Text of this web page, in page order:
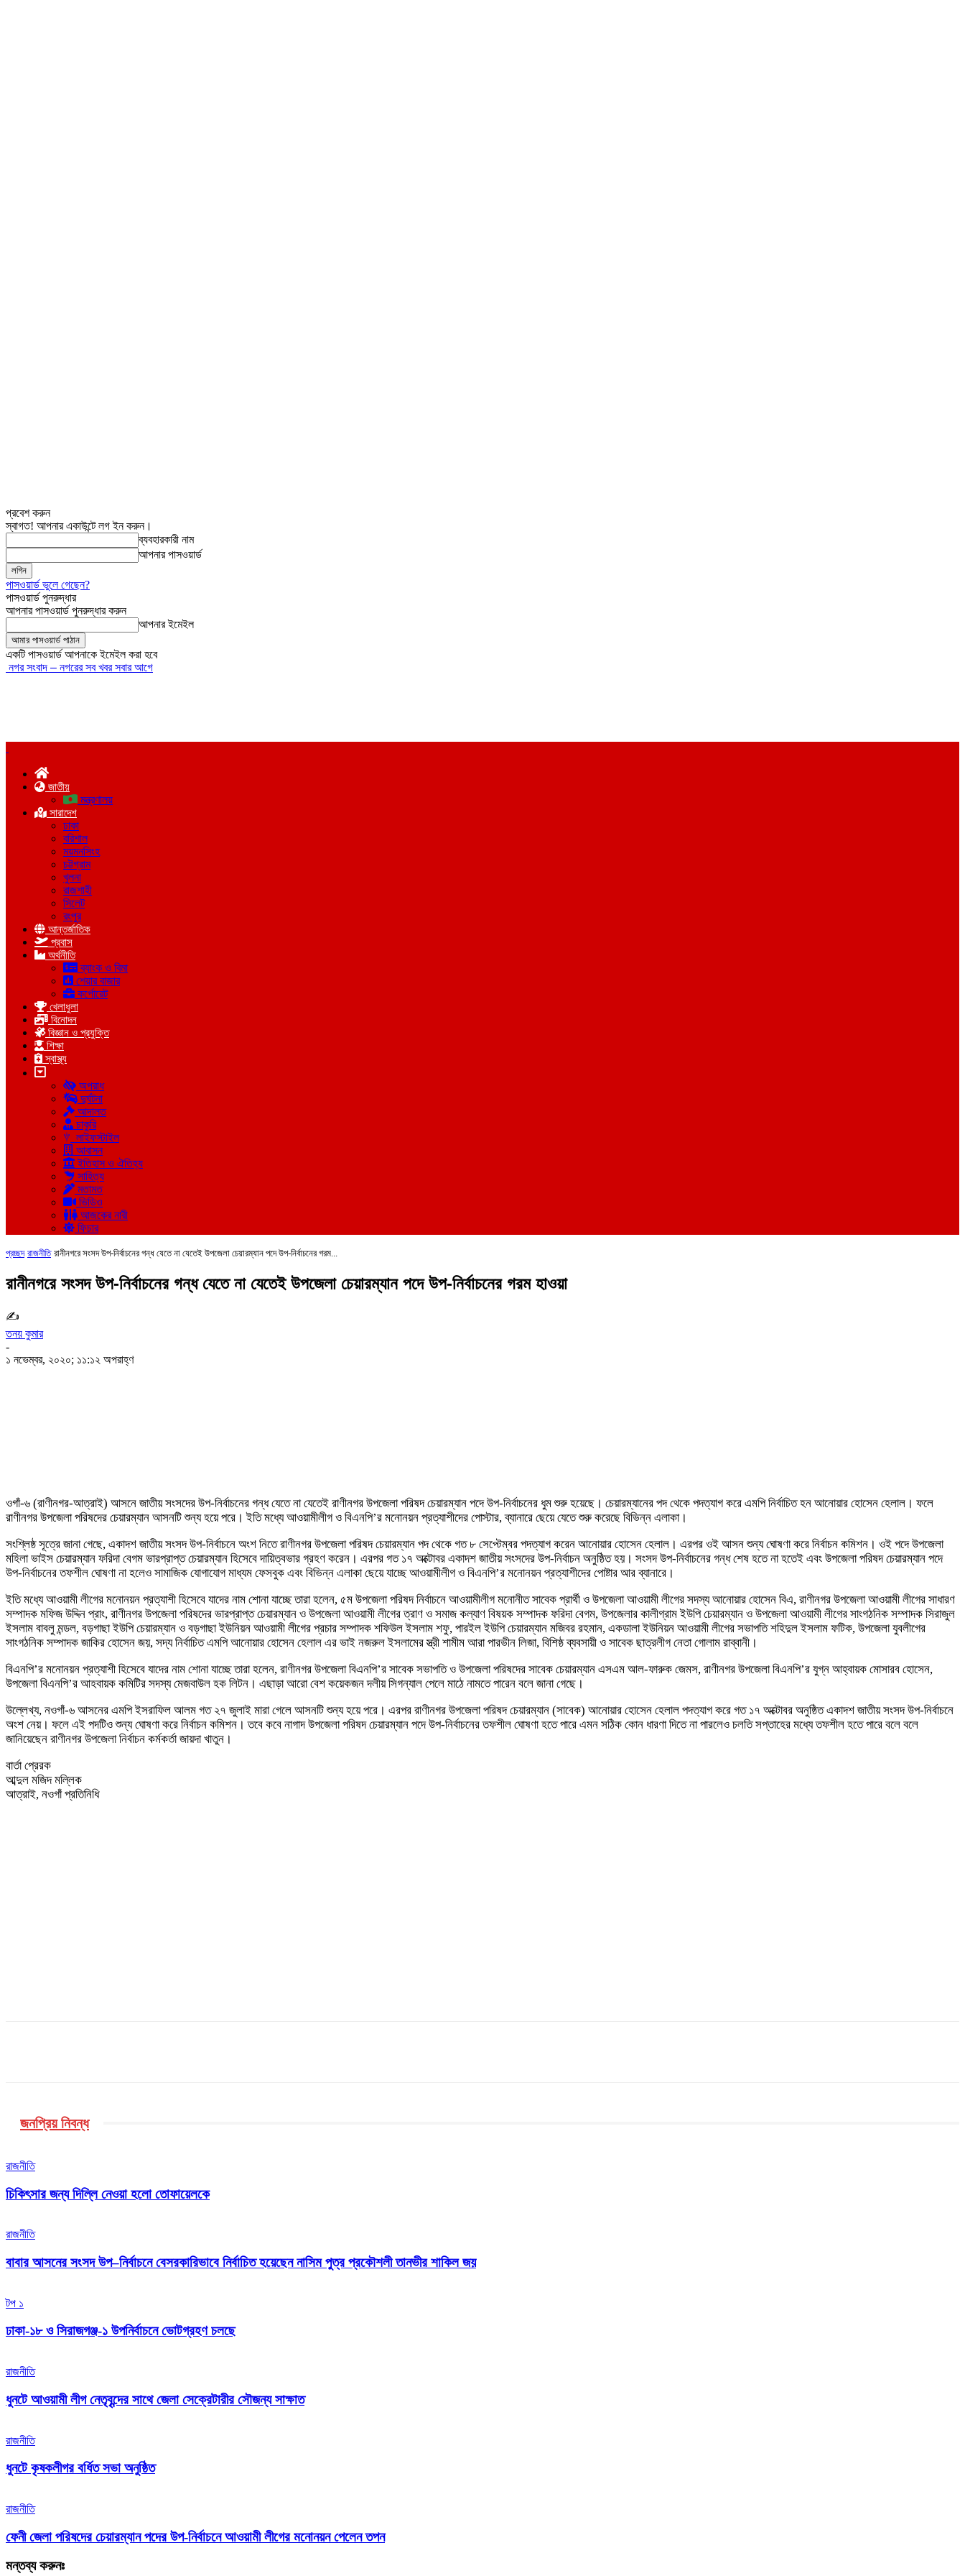
প্রবেশ করুন
স্বাগত! আপনার একাউন্টে লগ ইন করুন।
ব্যবহারকারী নাম
আপনার পাসওয়ার্ড
পাসওয়ার্ড ভুলে গেছেন?
পাসওয়ার্ড পুনরুদ্ধার
আপনার পাসওয়ার্ড পুনরুদ্ধার করুন
আপনার ইমেইল
একটি পাসওয়ার্ড আপনাকে ইমেইল করা হবে
নগর সংবাদ – নগরের সব খবর সবার আগে
জাতীয়
মন্ত্রণালয়
সারাদেশ
ঢাকা
বরিশাল
ময়মনসিংহ
চট্টগ্রাম
খুলনা
রাজশাহী
সিলেট
রংপুর
আন্তর্জাতিক
প্রবাস
অর্থনীতি
ব্যাংক ও বিমা
শেয়ার বাজার
কর্পোরেট
খেলাধুলা
বিনোদন
বিজ্ঞান ও প্রযুক্তি
শিক্ষা
স্বাস্থ্য
অপরাধ
দুর্ঘটনা
আদালত
চাকুরি
লাইফস্টাইল
আবাসন
ইতিহাস ও ঐতিহ্য
সাহিত্য
মতামত
ভিডিও
আজকের নারী
ফিচার
প্রচ্ছদ রাজনীতি রানীনগরে সংসদ উপ-নির্বাচনের গন্ধ যেতে না যেতেই উপজেলা চেয়ারম্যান পদে উপ-নির্বাচনের গরম...
রানীনগরে সংসদ উপ-নির্বাচনের গন্ধ যেতে না যেতেই উপজেলা চেয়ারম্যান পদে উপ-নির্বাচনের গরম হাওয়া
✍
তনয় কুমার
-
১ নভেম্বর, ২০২০; ১১:১২ অপরাহ্ণ
ওগাঁ-৬ (রাণীনগর-আত্রাই) আসনে জাতীয় সংসদের উপ-নির্বাচনের গন্ধ যেতে না যেতেই রাণীনগর উপজেলা পরিষদ চেয়ারম্যান পদে উপ-নির্বাচনের ধুম শুরু হয়েছে। চেয়ারম্যানের পদ থেকে পদত্যাগ করে এমপি নির্বাচিত হন আনোয়ার হোসেন হেলাল। ফলে
রাণীনগর উপজেলা পরিষদের চেয়ারম্যান আসনটি শুন্য হয়ে পরে। ইতি মধ্যে আওয়ামীলীগ ও বিএনপি’র মনোনয়ন প্রত্যাশীদের পোস্টার, ব্যানারে ছেয়ে যেতে শুরু করেছে বিভিন্ন এলাকা।
সংশ্লিষ্ঠ সূত্রে জানা গেছে, একাদশ জাতীয় সংসদ উপ-নির্বাচনে অংশ নিতে রাণীনগর উপজেলা পরিষদ চেয়ারম্যান পদ থেকে গত ৮ সেপ্টেম্বর পদত্যাগ করেন আনোয়ার হোসেন হেলাল। এরপর ওই আসন শুন্য ঘোষণা করে নির্বাচন কমিশন। ওই পদে উপজেলা
মহিলা ভাইস চেয়ারম্যান ফরিদা বেগম ভারপ্রাপ্ত চেয়ারম্যান হিসেবে দায়িত্বভার গ্রহণ করেন। এরপর গত ১৭ অক্টোবর একাদশ জাতীয় সংসদের উপ-নির্বাচন অনুষ্ঠিত হয়। সংসদ উপ-নির্বাচনের গন্ধ শেষ হতে না হতেই এবং উপজেলা পরিষদ চেয়ারম্যান পদে
উপ-নির্বাচনের তফশীল ঘোষণা না হলেও সামাজিক যোগাযোগ মাধ্যম ফেসবুক এবং বিভিন্ন এলাকা ছেয়ে যাচ্ছে আওয়ামীলীগ ও বিএনপি’র মনোনয়ন প্রত্যাশীদের পোষ্টার আর ব্যানারে।
ইতি মধ্যে আওয়ামী লীগের মনোনয়ন প্রত্যাশী হিসেবে যাদের নাম শোনা যাচ্ছে তারা হলেন, ৫ম উপজেলা পরিষদ নির্বাচনে আওয়ামীলীগ মনোনীত সাবেক প্রার্থী ও উপজেলা আওয়ামী লীগের সদস্য আনোয়ার হোসেন বিএ, রাণীনগর উপজেলা আওয়ামী লীগের সাধারণ
সম্পাদক মফিজ উদ্দিন প্রাং, রাণীনগর উপজেলা পরিষদের ভারপ্রাপ্ত চেয়ারম্যান ও উপজেলা আওয়ামী লীগের ত্রাণ ও সমাজ কল্যাণ বিষয়ক সম্পাদক ফরিদা বেগম, উপজেলার কালীগ্রাম ইউপি চেয়ারম্যান ও উপজেলা আওয়ামী লীগের সাংগঠনিক সম্পাদক সিরাজুল
ইসলাম বাবলু মন্ডল, বড়গাছা ইউপি চেয়ারম্যান ও বড়গাছা ইউনিয়ন আওয়ামী লীগের প্রচার সম্পাদক শফিউল ইসলাম শফু, পারইল ইউপি চেয়ারম্যান মজিবর রহমান, একডালা ইউনিয়ন আওয়ামী লীগের সভাপতি শহিদুল ইসলাম ফটিক, উপজেলা যুবলীগের
সাংগঠনিক সম্পাদক জাকির হোসেন জয়, সদ্য নির্বাচিত এমপি আনোয়ার হোসেন হেলাল এর ভাই নজরুল ইসলামের স্ত্রী শামীম আরা পারভীন লিজা, বিশিষ্ঠ ব্যবসায়ী ও সাবেক ছাত্রলীগ নেতা গোলাম রাব্বানী।
বিএনপি’র মনোনয়ন প্রত্যাশী হিসেবে যাদের নাম শোনা যাচ্ছে তারা হলেন, রাণীনগর উপজেলা বিএনপি’র সাবেক সভাপতি ও উপজেলা পরিষদের সাবেক চেয়ারম্যান এসএম আল-ফারুক জেমস, রাণীনগর উপজেলা বিএনপি’র যুগ্ন আহ্বায়ক মোসারব হোসেন,
উপজেলা বিএনপি’র আহবায়ক কমিটির সদস্য মেজবাউল হক লিটন। এছাড়া আরো বেশ কয়েকজন দলীয় সিগন্যাল পেলে মাঠে নামতে পারেন বলে জানা গেছে।
উল্লেখ্য, নওগাঁ-৬ আসনের এমপি ইসরাফিল আলম গত ২৭ জুলাই মারা গেলে আসনটি শুন্য হয়ে পরে। এরপর রাণীনগর উপজেলা পরিষদ চেয়ারম্যান (সাবেক) আনোয়ার হোসেন হেলাল পদত্যাগ করে গত ১৭ অক্টোবর অনুষ্ঠিত একাদশ জাতীয় সংসদ উপ-নির্বাচনে
অংশ নেয়। ফলে এই পদটিও শুন্য ঘোষণা করে নির্বাচন কমিশন। তবে কবে নাগাদ উপজেলা পরিষদ চেয়ারম্যান পদে উপ-নির্বাচনের তফশীল ঘোষণা হতে পারে এমন সঠিক কোন ধারণা দিতে না পারলেও চলতি সপ্তাহের মধ্যে তফশীল হতে পারে বলে বলে
জানিয়েছেন রাণীনগর উপজেলা নির্বাচন কর্মকর্তা জায়দা খাতুন।
বার্তা প্রেরক
আব্দুল মজিদ মল্লিক
আত্রাই, নওগাঁ প্রতিনিধি
জনপ্রিয় নিবন্ধ
রাজনীতি
চিকিৎসার জন্য দিল্লি নেওয়া হলো তোফায়েলকে
রাজনীতি
বাবার আসনের সংসদ উপ–নির্বাচনে বেসরকারিভাবে নির্বাচিত হয়েছেন নাসিম পুত্র প্রকৌশলী তানভীর শাকিল জয়
টপ ১
ঢাকা-১৮ ও সিরাজগঞ্জ-১ উপনির্বাচনে ভোটগ্রহণ চলছে
রাজনীতি
ধুনটে আওয়ামী লীগ নেতৃবৃন্দের সাথে জেলা সেক্রেটারীর সৌজন্য সাক্ষাত
রাজনীতি
ধুনটে কৃষকলীগর বর্ধিত সভা অনুষ্ঠিত
রাজনীতি
ফেনী জেলা পরিষদের চেয়ারম্যান পদের উপ-নির্বাচনে আওয়ামী লীগের মনোনয়ন পেলেন তপন
মন্তব্য করুনঃ